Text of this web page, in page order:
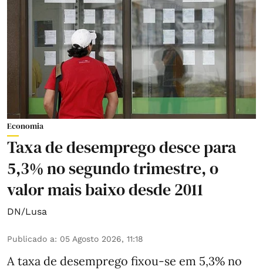
Economia
Taxa de desemprego desce para
5,3% no segundo trimestre, o
valor mais baixo desde 2011
DN/Lusa
Publicado a: 05 Agosto 2026, 11:18
A taxa de desemprego fixou-se em 5,3% no